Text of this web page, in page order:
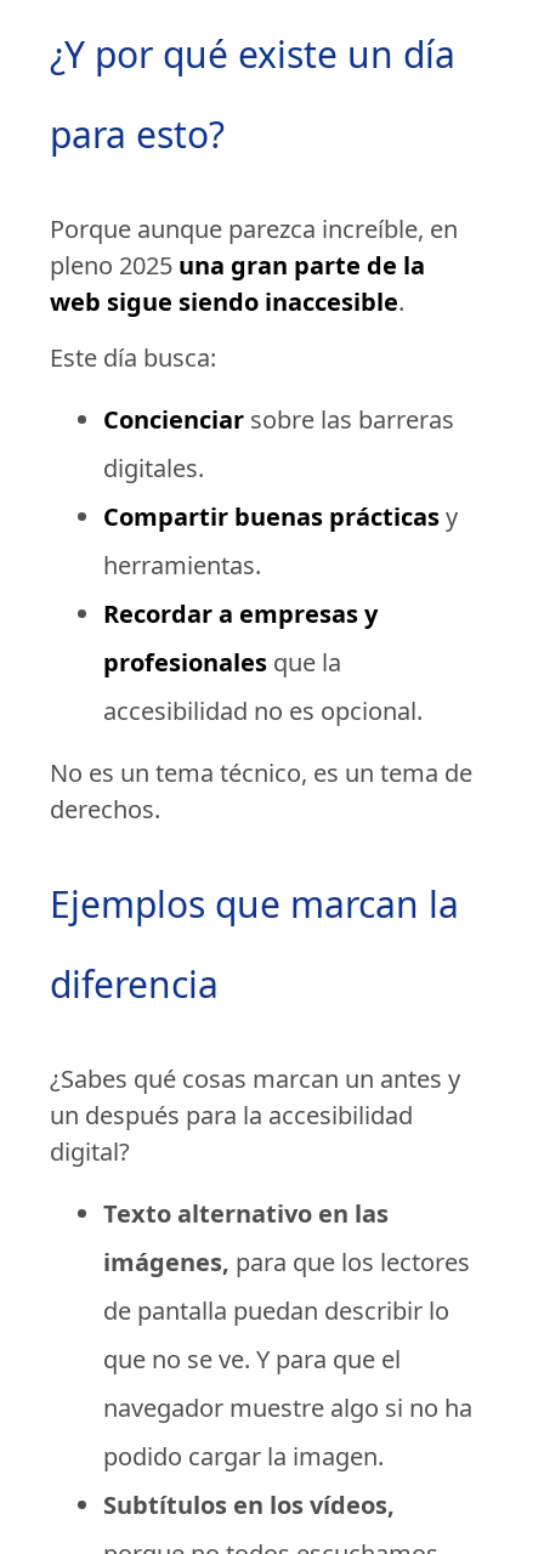
¿Y por qué existe un día
para esto?
Porque aunque parezca increíble, en
pleno 2025 una gran parte de la
web sigue siendo inaccesible.
Este día busca:
Concienciarsobre las barreras
digitales.
Compartir buenas prácticasy
herramientas.
Recordar a empresas y
profesionalesque la
accesibilidad no es opcional.
No es un tema técnico, es un tema de
derechos.
Ejemplos que marcan la
diferencia
¿Sabes qué cosas marcan un antes y
un después para la accesibilidad
digital?
Texto alternativo en las
imágenes, para que los lectores
de pantalla puedan describir lo
que no se ve. Y para que el
navegador muestre algo si no ha
podido cargar la imagen.
Subtítulos en los vídeos,